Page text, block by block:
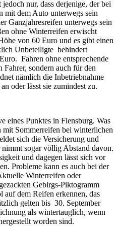
nur, dass derjenige, der bei
mit dem Auto unterwegs sein
Ganzjahresreifen unterwegs sein
ohne Winterreifen erwischt
von 60 Euro und es gibt einen
Unbeteiligte behindert
Fahren ohne entsprechende
sondern auch für den
nämlich die Inbetriebnahme
oder lässt sie zumindest zu.
eines Punktes in Flensburg. Was
Sommerreifen bei winterlichen
sich die Versicherung und
sogar völlig Abstand davon.
und dagegen lässt sich vor
Probleme kann es auch bei der
Winterreifen oder
Gebirgs-Piktogramm
auf dem Reifen erkennen, das
gelten bis 30. September
als wintertauglich, wenn
worden sind.